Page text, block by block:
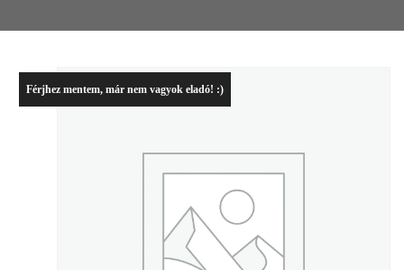
Férjhez mentem, már nem vagyok eladó! :)